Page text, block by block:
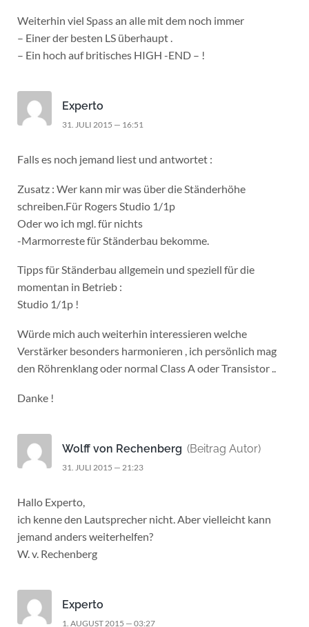
Weiterhin viel Spass an alle mit dem noch immer
– Einer der besten LS überhaupt .
– Ein hoch auf britisches HIGH -END – !
Experto
31. JULI 2015 — 16:51
Falls es noch jemand liest und antwortet :
Zusatz : Wer kann mir was über die Ständerhöhe
schreiben.Für Rogers Studio 1/1p
Oder wo ich mgl. für nichts
-Marmorreste für Ständerbau bekomme.
Tipps für Ständerbau allgemein und speziell für die
momentan in Betrieb :
Studio 1/1p !
Würde mich auch weiterhin interessieren welche
Verstärker besonders harmonieren , ich persönlich mag
den Röhrenklang oder normal Class A oder Transistor ..
Danke !
Wolff von Rechenberg (Beitrag Autor)
31. JULI 2015 — 21:23
Hallo Experto,
ich kenne den Lautsprecher nicht. Aber vielleicht kann
jemand anders weiterhelfen?
W. v. Rechenberg
Experto
1. AUGUST 2015 — 03:27